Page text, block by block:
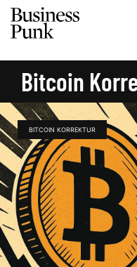
Bitcoin
BITCOIN KORREKTUR